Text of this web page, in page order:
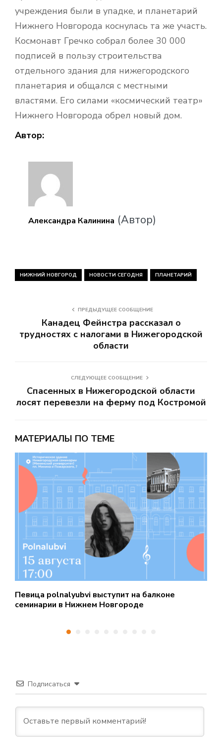
учреждения были в упадке, и планетарий
Нижнего Новгорода коснулась та же участь.
Космонавт Гречко собрал более 30 000
подписей в пользу строительства
отдельного здания для нижегородского
планетария и общался с местными
властями. Его силами «космический театр»
Нижнего Новгорода обрел новый дом.
Автор:
Александра Калинина (Автор)
НИЖНИЙ НОВГОРОД НОВОСТИ СЕГОДНЯ ПЛАНЕТАРИЙ
ПРЕДЫДУЩЕЕ СООБЩЕНИЕ
Канадец Фейнстра рассказал о
трудностях с налогами в Нижегородской
области
СЛЕДУЮЩЕЕ СООБЩЕНИЕ
Спасенных в Нижегородской области
лосят перевезли на ферму под Костромой
МАТЕРИАЛЫ ПО ТЕМЕ
Певица polnalyubvi выступит на балконе
семинарии в Нижнем Новгороде
Подписаться